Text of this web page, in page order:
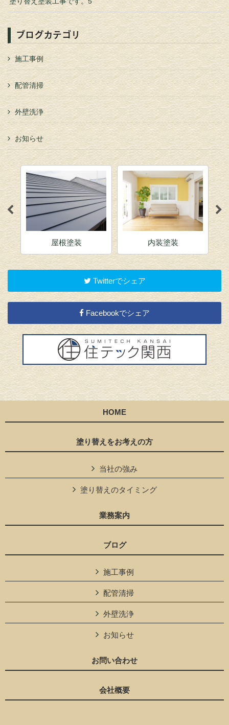
ブログカテゴリ
施工事例
配管清掃
外壁洗浄
お知らせ
屋根塗装 内装塗装
Twitterでシェア
Facebookでシェア
HOME
塗り替えをお考えの方
当社の強み
塗り替えのタイミング
業務案内
ブログ
施工事例
配管清掃
外壁洗浄
お知らせ
お問い合わせ
会社概要